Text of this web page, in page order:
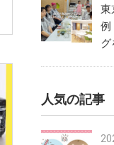
東
例
グ
人気の記事